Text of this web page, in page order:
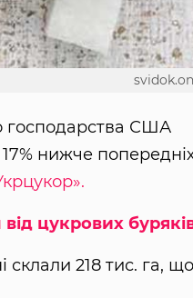
господарства США
нижче
цукрових
склали 218 тис. га,